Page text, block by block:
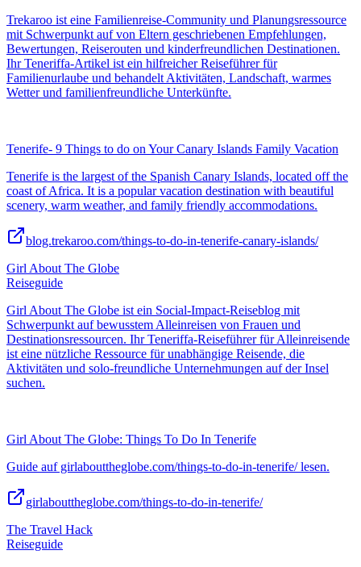
Trekaroo ist eine Familienreise-Community und Planungsressource
mit Schwerpunkt auf von Eltern geschriebenen Empfehlungen,
Bewertungen, Reiserouten und kinderfreundlichen Destinationen.
Ihr Teneriffa-Artikel ist ein hilfreicher Reiseführer für
Familienurlaube und behandelt Aktivitäten, Landschaft, warmes
Wetter und familienfreundliche Unterkünfte.
Tenerife- 9 Things to do on Your Canary Islands Family Vacation
Tenerife is the largest of the Spanish Canary Islands, located off the
coast of Africa. It is a popular vacation destination with beautiful
scenery, warm weather, and family friendly accommodations.
blog.trekaroo.com/things-to-do-in-tenerife-canary-islands/
Girl About The Globe
Reiseguide
Girl About The Globe ist ein Social-Impact-Reiseblog mit
Schwerpunkt auf bewusstem Alleinreisen von Frauen und
Destinationsressourcen. Ihr Teneriffa-Reiseführer für Alleinreisende
ist eine nützliche Ressource für unabhängige Reisende, die
Aktivitäten und solo-freundliche Unternehmungen auf der Insel
suchen.
Girl About The Globe: Things To Do In Tenerife
Guide auf girlabouttheglobe.com/things-to-do-in-tenerife/ lesen.
girlabouttheglobe.com/things-to-do-in-tenerife/
The Travel Hack
Reiseguide